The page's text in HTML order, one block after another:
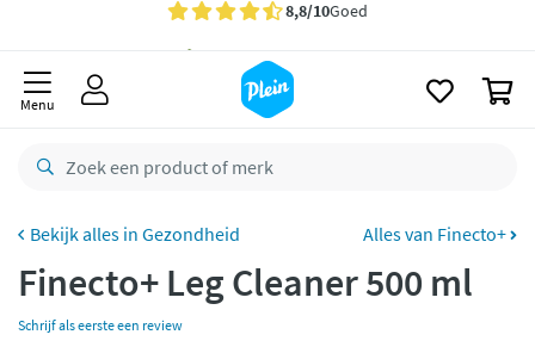
Gratisbezorging vanaf 35,- *
besteld,
Gratisretourneren
Betaal met Klarna
Menu
Gezondheid Alles van Finecto+
Finecto+ Leg Cleaner 500 ml
Schrijf als eerste een review